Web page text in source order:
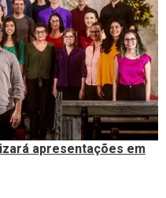
apresentações em